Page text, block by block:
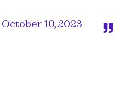
October 10, 2023